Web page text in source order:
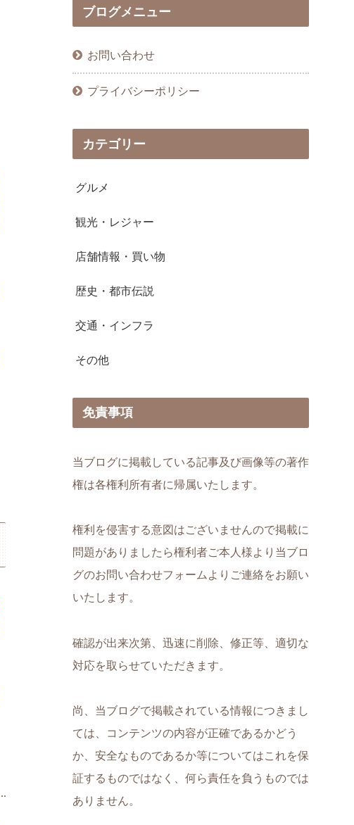
ブログメニュー
お問い合わせ
プライバシーポリシー
カテゴリー
グルメ
観光・レジャー
店舗情報・買い物
歴史・都市伝説
交通・インフラ
その他
免責事項
当ブログに掲載している記事及び画像等の著作
権は各権利所有者に帰属いたします。
権利を侵害する意図はございませんので掲載に
問題がありましたら権利者ご本人様より当ブロ
グのお問い合わせフォームよりご連絡をお願い
いたします。
確認が出来次第、迅速に削除、修正等、適切な
対応を取らせていただきます。
尚、当ブログで掲載されている情報につきまし
ては、コンテンツの内容が正確であるかどう
か、安全なものであるか等についてはこれを保
証するものではなく、何ら責任を負うものでは
ありません。